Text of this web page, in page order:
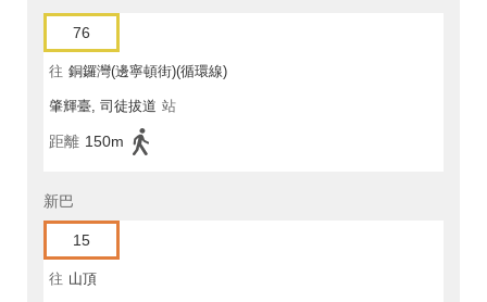
76
往 銅鑼灣(邊寧頓街)(循環線)
肇輝臺, 司徒拔道 站
距離 150m
新巴
15
往 山頂